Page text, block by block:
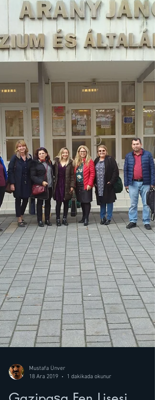
eğerli meslektaşlarım, Dünyamız ve
ülkemizdeki malum virüs salgını nedeniyle
yaşadığımız olumsuz şartlar sonucu
okullarımızın tatil...